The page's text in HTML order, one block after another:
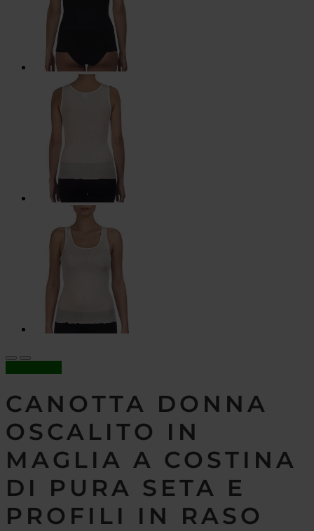
CANOTTA DONNA
OSCALITO IN
MAGLIA A COSTINA
DI PURA SETA E
PROFILI IN RASO